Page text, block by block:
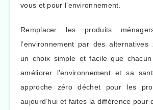
vous et pour l’environnement.
Remplacer les produits
l’environnement par des
un choix simple et facile que
améliorer l’environnement et sa
approche zéro déchet pour les
aujourd’hui et faites la différence pour